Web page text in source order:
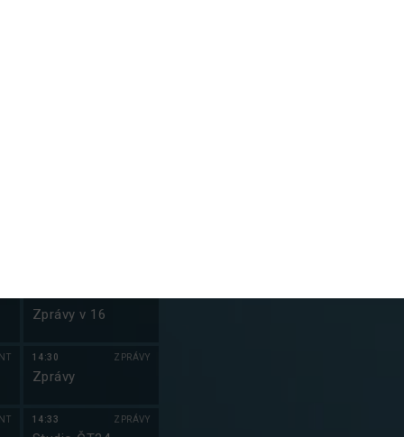
Zprávy v 16
14:30 ZPRÁVY
Zprávy
14:33 ZPRÁVY